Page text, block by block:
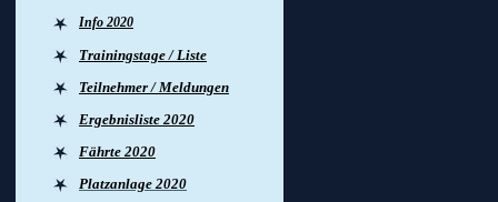
Info 2020
Trainingstage / Liste
Teilnehmer / Meldungen
Ergebnisliste 2020
Fährte 2020
Platzanlage 2020